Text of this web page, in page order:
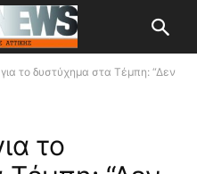
το δυστύχημα στα Τέμπη: “Δεν
το